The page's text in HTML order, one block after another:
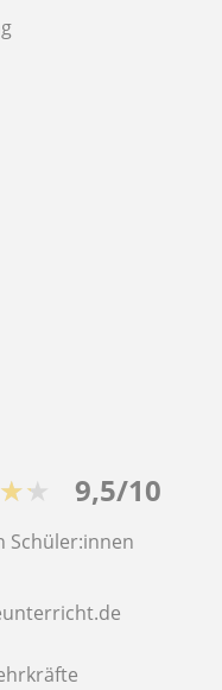
9,5/10
Schüler:innen